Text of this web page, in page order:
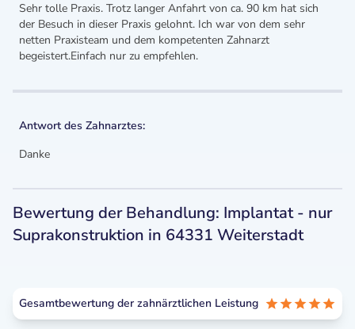
Sehr tolle Praxis. Trotz langer Anfahrt von ca. 90 km hat sich
der Besuch in dieser Praxis gelohnt. Ich war von dem sehr
netten Praxisteam und dem kompetenten Zahnarzt
begeistert.Einfach nur zu empfehlen.
Antwort des Zahnarztes:
Danke
Bewertung der Behandlung: Implantat - nur
Suprakonstruktion in 64331 Weiterstadt
Gesamtbewertung der zahnärztlichen Leistung